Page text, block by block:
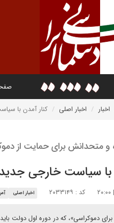
اخبار اخبار اصلی کنار آمدن با
و متحدانش برای حمایت از
با سیاست خارجی
کد : ۲۰۳۳۱۴۹ اخبار اصلی
برای دموکراسی»، که در دوره اول دولت